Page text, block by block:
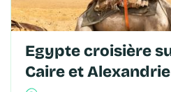
Egypte croisière sur le Nil, Le
Caire et Alexandrie